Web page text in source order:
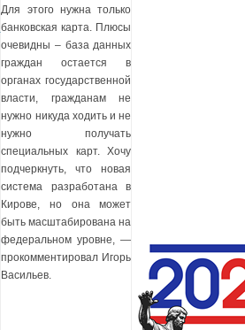
Для этого нужна только
банковская карта. Плюсы
очевидны – база данных
граждан остается в
органах государственной
власти, гражданам не
нужно никуда ходить и не
нужно получать
специальных карт. Хочу
подчеркнуть, что новая
система разработана в
Кирове, но она может
быть масштабирована на
федеральном уровне, —
прокомментировал Игорь
Васильев.